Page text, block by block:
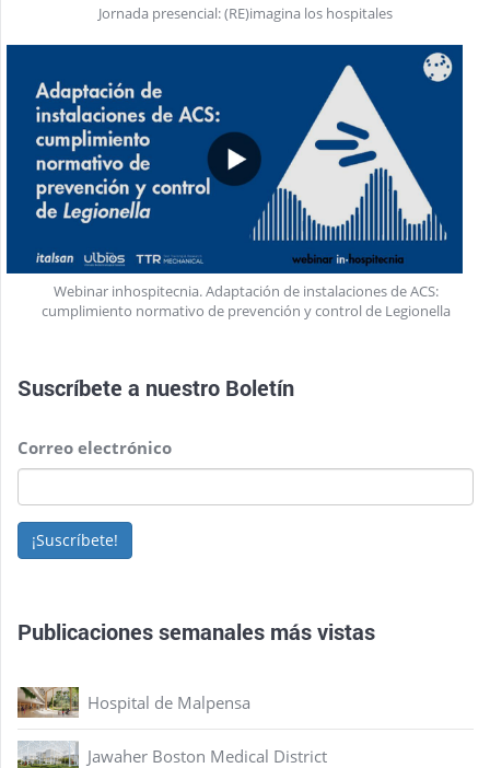
Jornada presencial: (RE)imagina los hospitales
Webinar inhospitecnia. Adaptación de instalaciones de ACS:
cumplimiento normativo de prevención y control de Legionella
Suscríbete a nuestro Boletín
Correo electrónico
¡Suscríbete!
Publicaciones semanales más vistas
Hospital de Malpensa
Jawaher Boston Medical District